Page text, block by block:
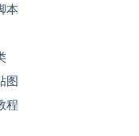
本
图
程